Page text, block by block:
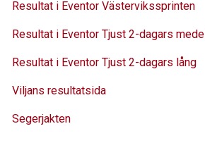
Resultat i Eventor Västervikssprinten
Resultat i Eventor Tjust 2-dagars medel
Resultat i Eventor Tjust 2-dagars lång
Viljans resultatsida
Segerjakten